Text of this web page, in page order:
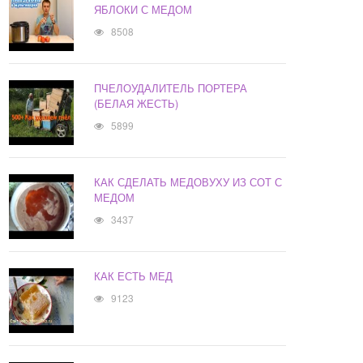
ЯБЛОКИ С МЕДОМ
8508
ПЧЕЛОУДАЛИТЕЛЬ ПОРТЕРА
(БЕЛАЯ ЖЕСТЬ)
5899
КАК СДЕЛАТЬ МЕДОВУХУ ИЗ СОТ С
МЕДОМ
3437
КАК ЕСТЬ МЕД
9123